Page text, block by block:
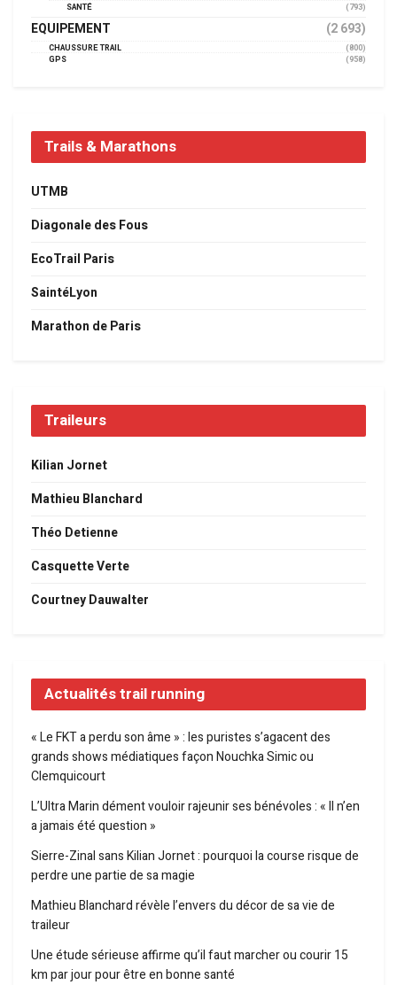
SANTÉ
(793)
EQUIPEMENT (2 693)
CHAUSSURE TRAIL
(800)
GPS
(958)
Trails & Marathons
UTMB
Diagonale des Fous
EcoTrail Paris
SaintéLyon
Marathon de Paris
Traileurs
Kilian Jornet
Mathieu Blanchard
Théo Detienne
Casquette Verte
Courtney Dauwalter
Actualités trail running
« Le FKT a perdu son âme » : les puristes s’agacent des
grands shows médiatiques façon Nouchka Simic ou
Clemquicourt
L’Ultra Marin dément vouloir rajeunir ses bénévoles : « Il n’en
a jamais été question »
Sierre-Zinal sans Kilian Jornet : pourquoi la course risque de
perdre une partie de sa magie
Mathieu Blanchard révèle l’envers du décor de sa vie de
traileur
Une étude sérieuse affirme qu’il faut marcher ou courir 15
km par jour pour être en bonne santé